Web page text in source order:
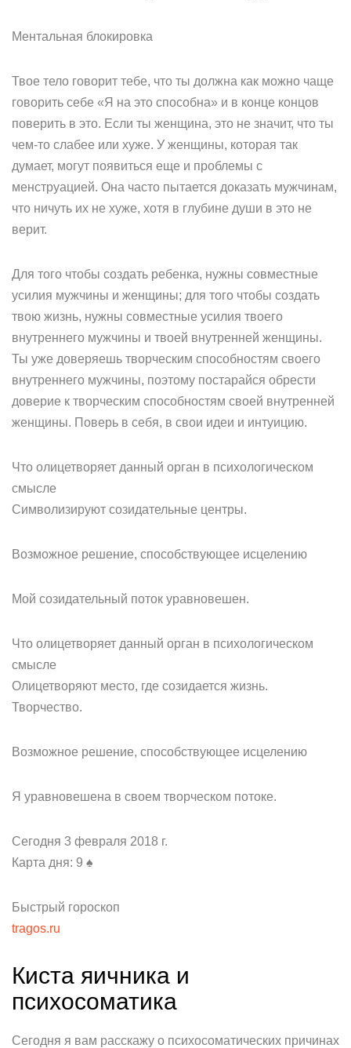
Ментальная блокировка
Твое тело говорит тебе, что ты должна как можно чаще
говорить себе «Я на это способна» и в конце концов
поверить в это. Если ты женщина, это не значит, что ты
чем-то слабее или хуже. У женщины, которая так
думает, могут появиться еще и проблемы с
менструацией. Она часто пытается доказать мужчинам,
что ничуть их не хуже, хотя в глубине души в это не
верит.
Для того чтобы создать ребенка, нужны совместные
усилия мужчины и женщины; для того чтобы создать
твою жизнь, нужны совместные усилия твоего
внутреннего мужчины и твоей внутренней женщины.
Ты уже доверяешь творческим способностям своего
внутреннего мужчины, поэтому постарайся обрести
доверие к творческим способностям своей внутренней
женщины. Поверь в себя, в свои идеи и интуицию.
Что олицетворяет данный орган в психологическом
смысле
Символизируют созидательные центры.
Возможное решение, способствующее исцелению
Мой созидательный поток уравновешен.
Что олицетворяет данный орган в психологическом
смысле
Олицетворяют место, где созидается жизнь.
Творчество.
Возможное решение, способствующее исцелению
Я уравновешена в своем творческом потоке.
Сегодня 3 февраля 2018 г.
Карта дня: 9 ♠
Быстрый гороскоп
tragos.ru
Киста яичника и
психосоматика
Сегодня я вам расскажу о психосоматических причинах